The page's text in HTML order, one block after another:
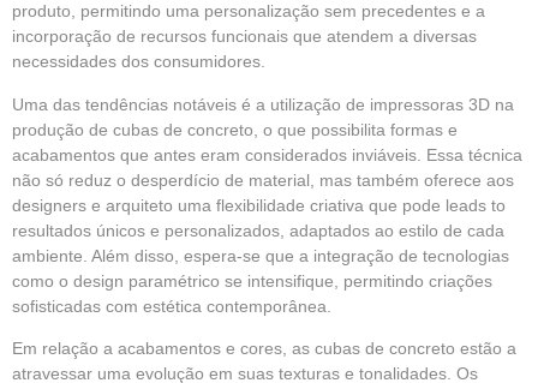
produto, permitindo uma personalização sem precedentes e a
incorporação de recursos funcionais que atendem a diversas
necessidades dos consumidores.
Uma das tendências notáveis é a utilização de impressoras 3D na
produção de cubas de concreto, o que possibilita formas e
acabamentos que antes eram considerados inviáveis. Essa técnica
não só reduz o desperdício de material, mas também oferece aos
designers e arquiteto uma flexibilidade criativa que pode leads to
resultados únicos e personalizados, adaptados ao estilo de cada
ambiente. Além disso, espera-se que a integração de tecnologias
como o design paramétrico se intensifique, permitindo criações
sofisticadas com estética contemporânea.
Em relação a acabamentos e cores, as cubas de concreto estão a
atravessar uma evolução em suas texturas e tonalidades. Os